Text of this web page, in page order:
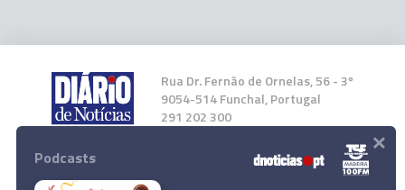
Rua Dr. Fernão de Ornelas, 56 - 3º
9054-514 Funchal, Portugal
291 202 300
Instale a nossa App
Podcasts ×